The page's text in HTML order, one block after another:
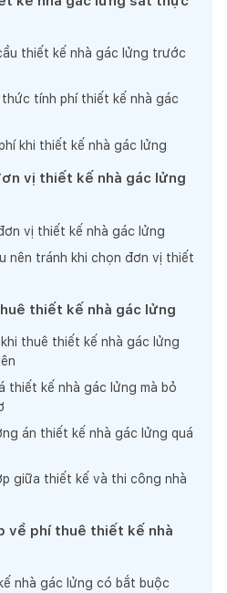
thiết kế nhà gác lửng trước
tính phí thiết kế nhà gác
khi thiết kế nhà gác lửng
vị thiết kế nhà gác lửng
vị thiết kế nhà gác lửng
nên tránh khi chọn đơn vị thiết
thiết kế nhà gác lửng
khi thuê thiết kế nhà gác lửng
thiết kế nhà gác lửng mà bỏ
án thiết kế nhà gác lửng quá
giữa thiết kế và thi công nhà
về phí thuê thiết kế nhà
nhà gác lửng có bắt buộc